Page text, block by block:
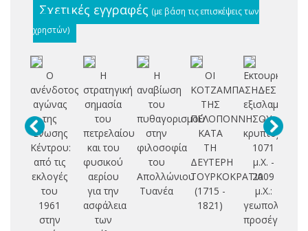
Σχετικές εγγραφές (με βάση τις επισκέψεις των
χρηστών)
Ο
ανένδοτος
αγώνας
της
Ένωσης
Κέντρου:
από τις
εκλογές
του
1961
στην
Η
στρατηγική
σημασία
του
πετρελαίου
και του
φυσικού
αερίου
για την
ασφάλεια
των
Η
αναβίωση
του
πυθαγορισμού
στην
φιλοσοφία
του
Απολλώνιου
Τυανέα
ΟΙ
ΚΟΤΖΑΜΠΑΣΗΔΕΣ
ΤΗΣ
ΠΕΛΟΠΟΝΝΗΣΟΥ
ΚΑΤΑ
ΤΗ
ΔΕΥΤΕΡΗ
ΤΟΥΡΚΟΚΡΑΤΙΑ
(1715 -
1821)
Εκτουρκισμοί
-
εξισλαμισμοί
-
1071
μ.Χ. -
2009
μ.Χ.:
γεωπολιτική
προσέγγιση